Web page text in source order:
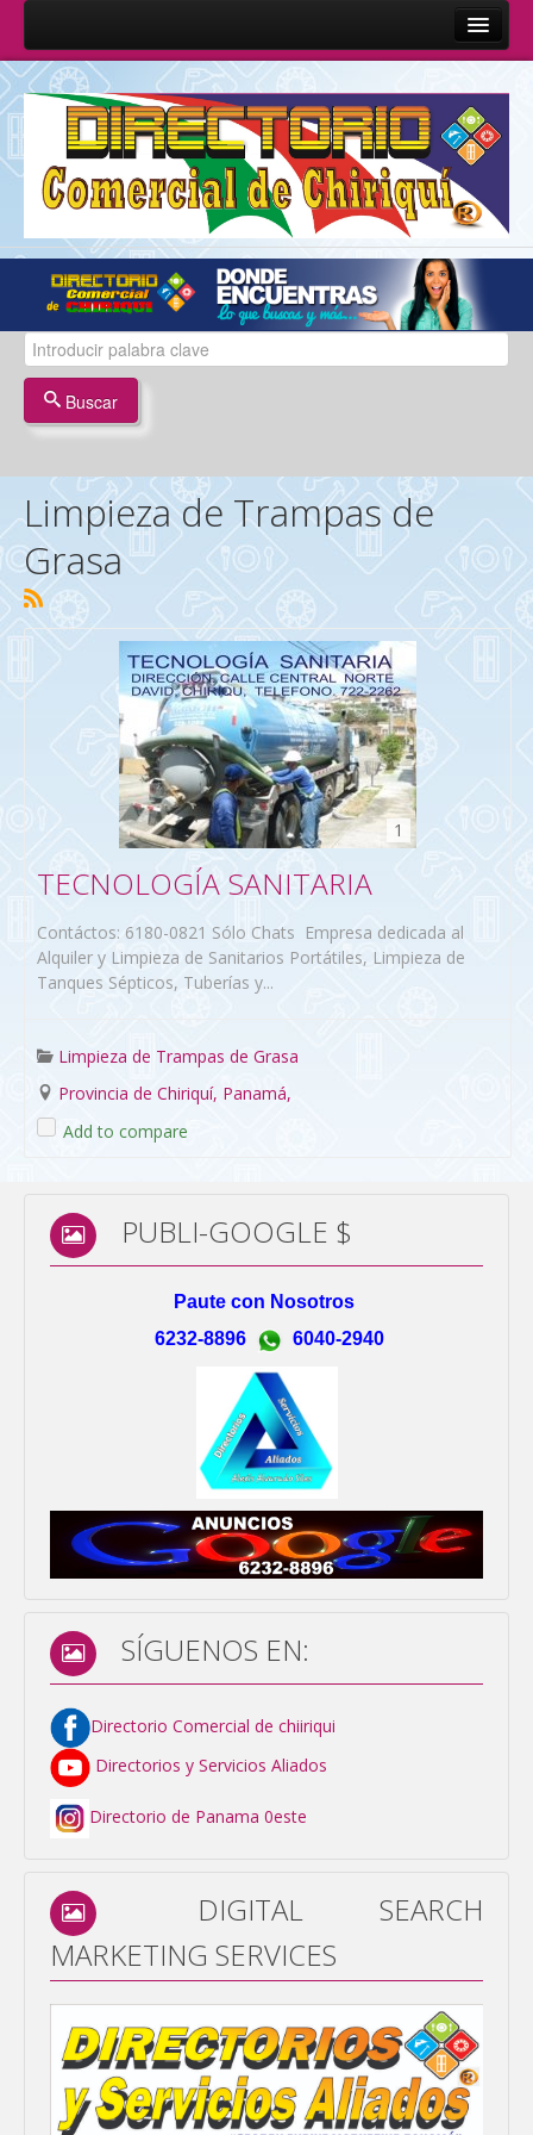
Inicio
Sobre Nosotros
Quienes Somos
Misión y Visión
Términos y Condiciones
Contáctenos
Buscar
Limpieza de Trampas de
Grasa
1
TECNOLOGÍA SANITARIA
Contáctos: 6180-0821 Sólo Chats Empresa dedicada al
Alquiler y Limpieza de Sanitarios Portátiles, Limpieza de
Tanques Sépticos, Tuberías y...
Limpieza de Trampas de Grasa
Provincia de Chiriquí, Panamá,
Add to compare
PUBLI-GOOGLE $
Paute con Nosotros
6232-8896
6040-2940
SÍGUENOS EN:
Directorio Comercial de chiiriqui
Directorios y Servicios Aliados
Directorio de Panama 0este
DIGITAL SEARCH
MARKETING SERVICES